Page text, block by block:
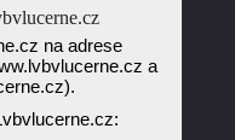
na adrese
a